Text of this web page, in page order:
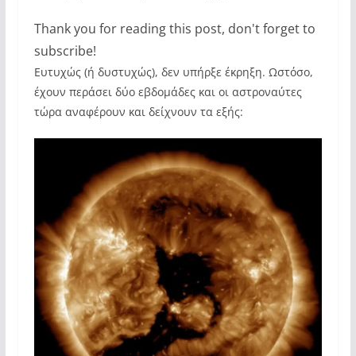
Thank you for reading this post, don't forget to
subscribe!
Ευτυχώς (ή δυστυχώς), δεν υπήρξε έκρηξη. Ωστόσο,
έχουν περάσει δύο εβδομάδες και οι αστροναύτες
τώρα αναφέρουν και δείχνουν τα εξής: